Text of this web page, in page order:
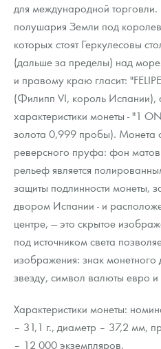
для международной
полушария Земли под
которых стоят Геркулесовы
(дальше за пределы) над
и правому краю гласит:
(Филипп VI, король Испании),
характеристики монеты - "1
золота 0,999 пробы). Монета
реверсного пруфа: фон
рельеф является
защиты подлинности монеты,
двором Испании - и
центре, — это скрытое
под источником света
изображения: знак
звезду, символ валюты евро и
Характеристики монеты:
– 31,1 г., диаметр – 37,2 мм,
– 12 000 экземпляров.